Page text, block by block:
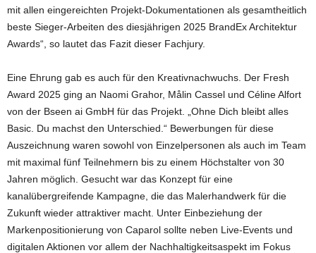
mit allen eingereichten Projekt-Dokumentationen als gesamtheitlich
beste Sieger-Arbeiten des diesjährigen 2025 BrandEx Architektur
Awards“, so lautet das Fazit dieser Fachjury.
Eine Ehrung gab es auch für den Kreativnachwuchs. Der Fresh
Award 2025 ging an Naomi Grahor, Målin Cassel und Céline Alfort
von der Bseen ai GmbH für das Projekt. „Ohne Dich bleibt alles
Basic. Du machst den Unterschied.“ Bewerbungen für diese
Auszeichnung waren sowohl von Einzelpersonen als auch im Team
mit maximal fünf Teilnehmern bis zu einem Höchstalter von 30
Jahren möglich. Gesucht war das Konzept für eine
kanalübergreifende Kampagne, die das Malerhandwerk für die
Zukunft wieder attraktiver macht. Unter Einbeziehung der
Markenpositionierung von Caparol sollte neben Live-Events und
digitalen Aktionen vor allem der Nachhaltigkeitsaspekt im Fokus